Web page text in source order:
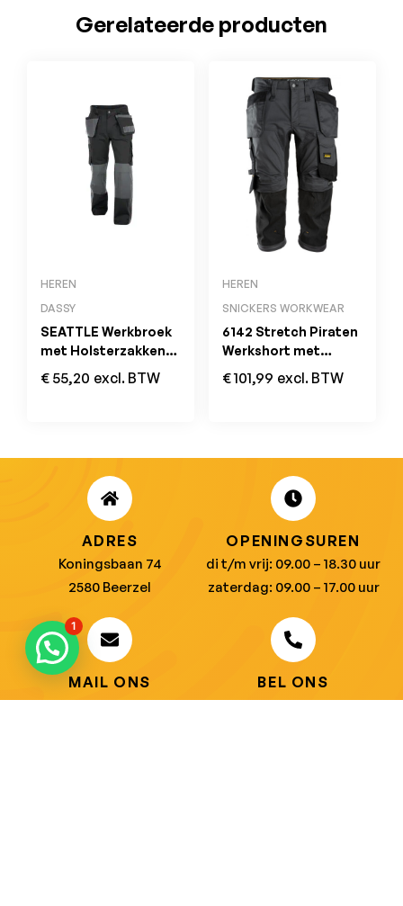
Gerelateerde producten
HEREN
DASSY
SEATTLE Werkbroek
met Holsterzakken
MINUS Zwart/Grijs
€ 55,20 excl. BTW
HEREN
SNICKERS WORKWEAR
6142 Stretch Piraten
Werkshort met
Holsterzakken Grijs
€101,99 excl. BTW
ADRES
Koningsbaan 74
2580 Beerzel
OPENINGSUREN
di t/m vrij: 09.00 – 18.30 uur
zaterdag: 09.00 – 17.00 uur
MAIL ONS
info@jobitex.be
BEL ONS
015 76 13 73
1